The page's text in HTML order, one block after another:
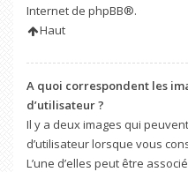
Internet de phpBB®.
Haut
A quoi correspondent les
d’utilisateur ?
Il y a deux images qui
d’utilisateur lorsque vous
L’une d’elles peut être